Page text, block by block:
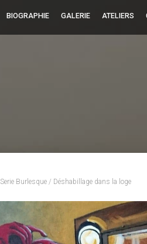
BIOGRAPHIE GALERIE ATELIERS
Serie Burlesque / Déshabillage dans la loge